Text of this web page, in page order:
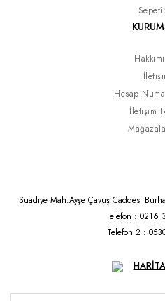
Hesap
İletişim
Suadiye Mah.Ayşe Çavuş Caddesi
Telefon : 0216
Telefon 2 :